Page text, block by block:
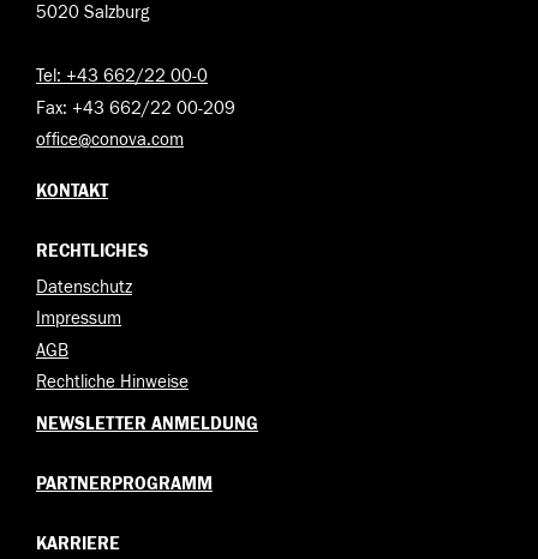
5020 Salzburg
Tel: +43 662/22 00-0
Fax: +43 662/22 00-209
office@conova.com
KONTAKT
RECHTLICHES
Datenschutz
Impressum
AGB
Rechtliche Hinweise
NEWSLETTER ANMELDUNG
PARTNERPROGRAMM
KARRIERE